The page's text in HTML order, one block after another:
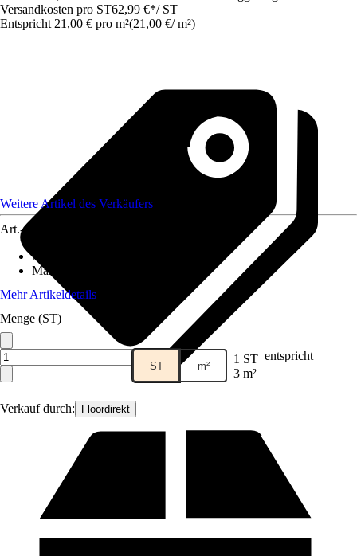
Versandkosten pro ST62,99 €*/ ST
Entspricht 21,00 € pro m²(21,00 €/ m²)
Verkauf durch: Floordirekt
Weitere Artikel des Verkäufers
Art.-Nr.
Material
Maße (BxL)
Mehr Artikeldetails
Menge (ST)
ST m² 1 ST entspricht
3 m²